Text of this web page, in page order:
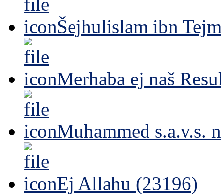
Šejhulislam ibn
Merhaba ej naš
Muhammed s.a.v.s.
Ej Allahu (23196)